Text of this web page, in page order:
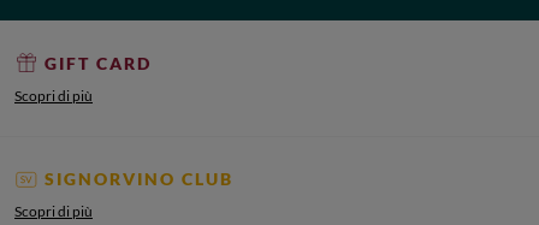
GIFT CARD
Scopri di più
SIGNORVINO CLUB
Scopri di più